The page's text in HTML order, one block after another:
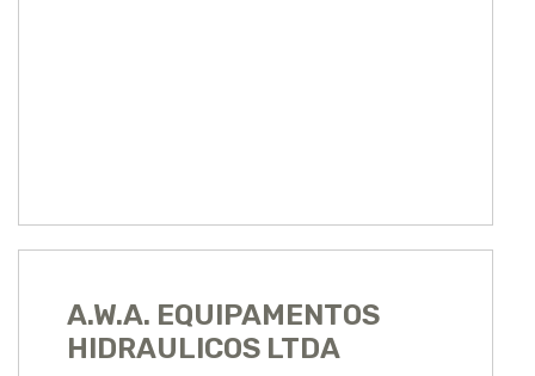
A.W.A. EQUIPAMENTOS
HIDRAULICOS LTDA